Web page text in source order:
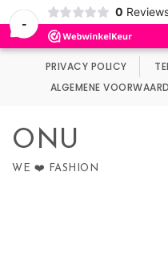
-
0
Wij maken
PRIVACY POLICY
ALGEMENE
ONU
WE ❤️ FASHION